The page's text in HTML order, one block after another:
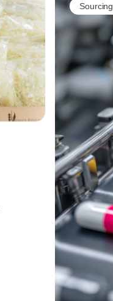
Sourcing